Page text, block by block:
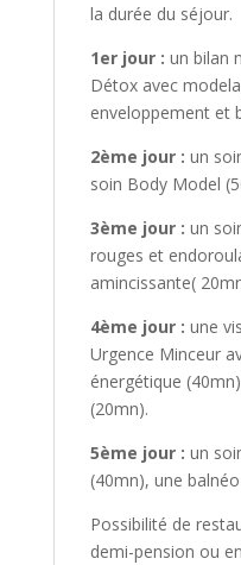
la durée du séjour.
1erjour : un bilan
Détox avec
enveloppement et
2ème jour : un
soin Body Model
3ème jour : un
rouges et
amincissante(
4ème jour : une
Urgence Minceur
énergétique
(20mn).
5ème jour : un
(40mn), une
Possibilité de
demi-pension ou